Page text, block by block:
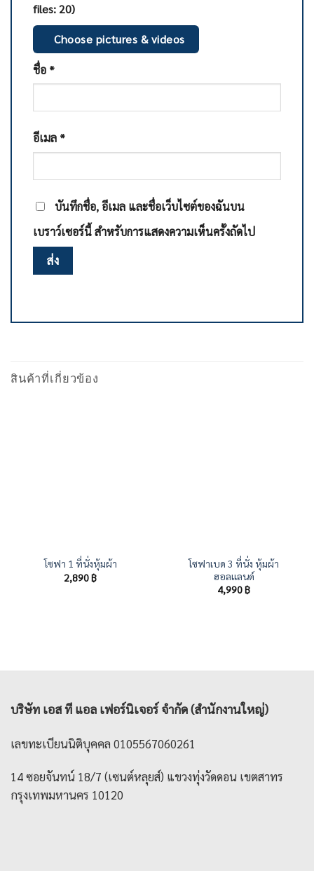
files: 20)
Choose pictures & videos
ชื่อ *
อีเมล *
บันทึกชื่อ, อีเมล และชื่อเว็บไซต์ของฉันบน
เบราว์เซอร์นี้ สำหรับการแสดงความเห็นครั้งถัดไป
สินค้าที่เกี่ยวข้อง
โซฟา 1 ที่นั่งหุ้มผ้า
2,890฿
โซฟาเบด 3 ที่นั่ง หุ้มผ้า
ฮอลแลนด์
4,990฿
บริษัท เอส ที แอล เฟอร์นิเจอร์ จำกัด (สำนักงานใหญ่)
เลขทะเบียนนิติบุคคล 0105567060261
14 ซอยจันทน์ 18/7 (เซนต์หลุยส์) แขวงทุ่งวัดดอน เขตสาทร
กรุงเทพมหานคร 10120